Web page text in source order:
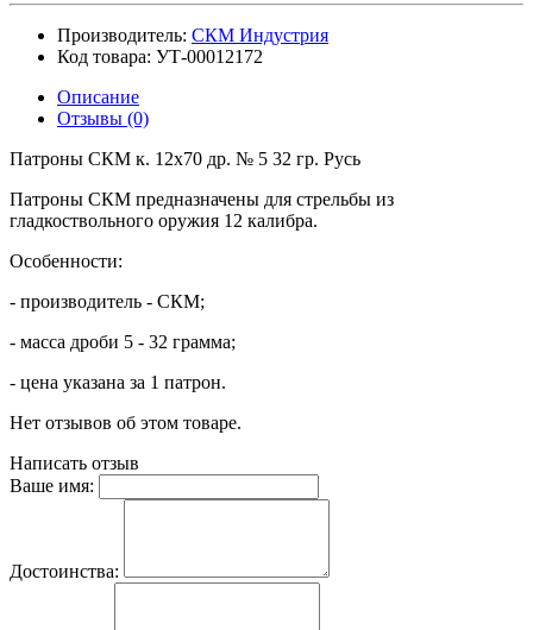
Производитель: СКМ Индустрия
Код товара: УТ-00012172
Описание
Отзывы (0)
Патроны СКМ к. 12х70 др. № 5 32 гр. Русь
Патроны СКМ предназначены для стрельбы из
гладкоствольного оружия 12 калибра.
Особенности:
- производитель - СКМ;
- масса дроби 5 - 32 грамма;
- цена указана за 1 патрон.
Нет отзывов об этом товаре.
Написать отзыв
Ваше имя:
Достоинства: